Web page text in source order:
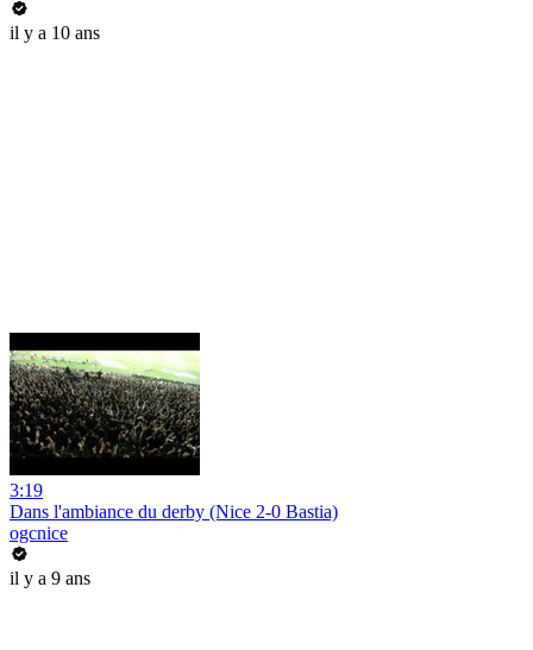
il y a 10 ans
3:19
Dans l'ambiance du derby (Nice 2-0 Bastia)
ogcnice
il y a 9 ans